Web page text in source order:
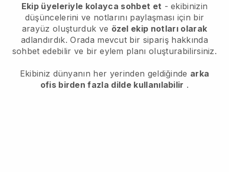
Ekip üyeleriyle kolayca sohbet et - ekibinizin
düşüncelerini ve notlarını paylaşması için bir
arayüz oluşturduk ve özel ekip notları olarak
adlandırdık. Orada mevcut bir sipariş hakkında
sohbet edebilir ve bir eylem planı oluşturabilirsiniz.
Ekibiniz dünyanın her yerinden geldiğinde arka
ofis birden fazla dilde kullanılabilir .